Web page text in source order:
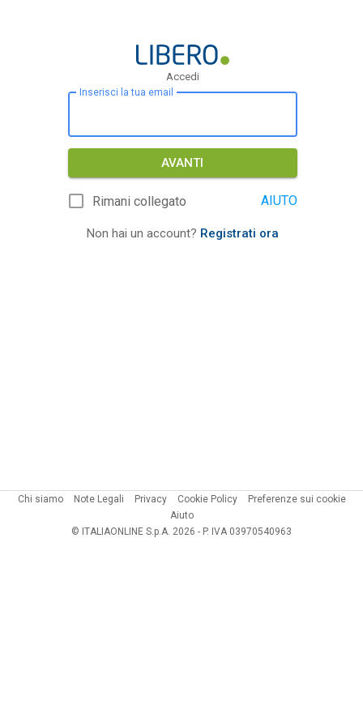
Accedi
Inserisci la tua email
AVANTI
Rimani collegato AIUTO
Non hai un account? Registrati ora
Chi siamo Note Legali Privacy Cookie Policy
Preferenze sui cookie
Aiuto
© ITALIAONLINE S.p.A. 2026 - P. IVA 03970540963